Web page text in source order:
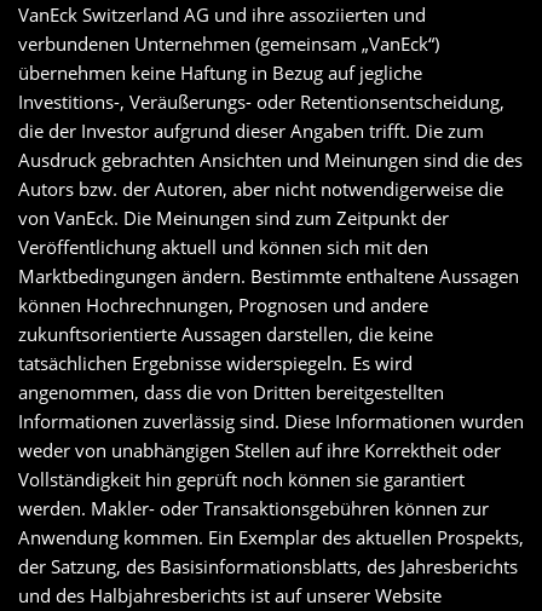
VanEck Switzerland AG und ihre assoziierten und
verbundenen Unternehmen (gemeinsam „VanEck“)
übernehmen keine Haftung in Bezug auf jegliche
Investitions-, Veräußerungs- oder Retentionsentscheidung,
die der Investor aufgrund dieser Angaben trifft. Die zum
Ausdruck gebrachten Ansichten und Meinungen sind die des
Autors bzw. der Autoren, aber nicht notwendigerweise die
von VanEck. Die Meinungen sind zum Zeitpunkt der
Veröffentlichung aktuell und können sich mit den
Marktbedingungen ändern. Bestimmte enthaltene Aussagen
können Hochrechnungen, Prognosen und andere
zukunftsorientierte Aussagen darstellen, die keine
tatsächlichen Ergebnisse widerspiegeln. Es wird
angenommen, dass die von Dritten bereitgestellten
Informationen zuverlässig sind. Diese Informationen wurden
weder von unabhängigen Stellen auf ihre Korrektheit oder
Vollständigkeit hin geprüft noch können sie garantiert
werden. Makler- oder Transaktionsgebühren können zur
Anwendung kommen. Ein Exemplar des aktuellen Prospekts,
der Satzung, des Basisinformationsblatts, des Jahresberichts
und des Halbjahresberichts ist auf unserer Website